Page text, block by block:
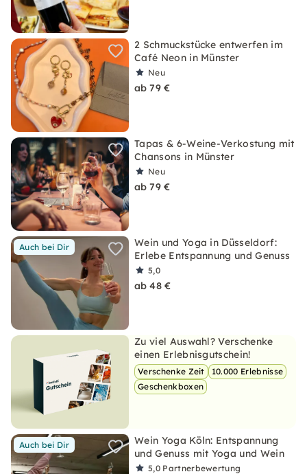
2 Schmuckstücke entwerfen im
Café Neon in Münster
Neu
ab 79 €
Tapas & 6-Weine-Verkostung mit
Chansons in Münster
Neu
ab 79 €
Auch bei Dir
Wein und Yoga in Düsseldorf:
Erlebe Entspannung und Genuss
5,0
ab 48 €
Zu viel Auswahl? Verschenke
einen Erlebnisgutschein!
Verschenke Zeit
10.000 Erlebnisse
Geschenkboxen
Auch bei Dir
Wein Yoga Köln: Entspannung
und Genuss mit Yoga und Wein
5,0 Partnerbewertung